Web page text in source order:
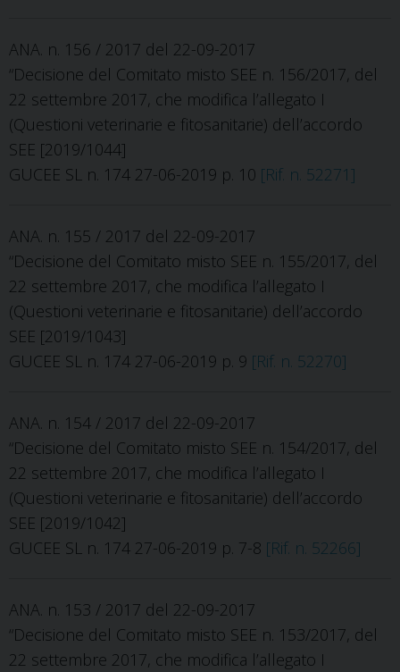
ANA. n. 156 / 2017 del 22-09-2017
“Decisione del Comitato misto SEE n. 156/2017, del
22 settembre 2017, che modifica l’allegato I
(Questioni veterinarie e fitosanitarie) dell’accordo
SEE [2019/1044]
GUCEE SL n. 174 27-06-2019 p. 10 [Rif. n. 52271]
ANA. n. 155 / 2017 del 22-09-2017
“Decisione del Comitato misto SEE n. 155/2017, del
22 settembre 2017, che modifica l’allegato I
(Questioni veterinarie e fitosanitarie) dell’accordo
SEE [2019/1043]
GUCEE SL n. 174 27-06-2019 p. 9 [Rif. n. 52270]
ANA. n. 154 / 2017 del 22-09-2017
“Decisione del Comitato misto SEE n. 154/2017, del
22 settembre 2017, che modifica l’allegato I
(Questioni veterinarie e fitosanitarie) dell’accordo
SEE [2019/1042]
GUCEE SL n. 174 27-06-2019 p. 7-8 [Rif. n. 52266]
ANA. n. 153 / 2017 del 22-09-2017
“Decisione del Comitato misto SEE n. 153/2017, del
22 settembre 2017, che modifica l’allegato I